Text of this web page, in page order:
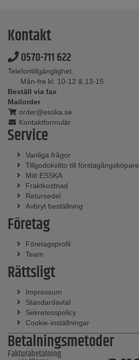
Kontakt
0570-711 622
Telefontillgänglighet:
Mån-fre kl. 10-12 & 13-15
Beställ via fax
Mailorder
order@esska.se
Kontaktformulär
Service
Vanliga frågor
Tillgodokvitto till förstagångsköpare
Mitt ESSKA
Fraktkostnad
Retursedel
Avbryt beställning
Företag
Företagsprofil
Team
Rättsligt
Impressum
Standardavtal
Sekretesspolicy
Cookie-inställningar
Betalningsmetoder
Fakturabetalning